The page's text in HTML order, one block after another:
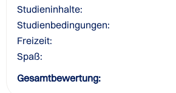
Studieninhalte:
Studienbedingungen:
Freizeit:
Spaß:
Gesamtbewertung: